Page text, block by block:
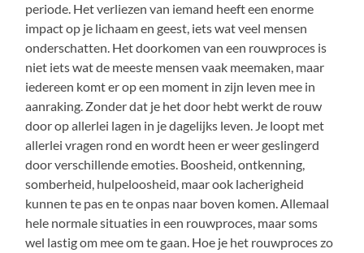
periode. Het verliezen van iemand heeft een enorme
impact op je lichaam en geest, iets wat veel mensen
onderschatten. Het doorkomen van een rouwproces is
niet iets wat de meeste mensen vaak meemaken, maar
iedereen komt er op een moment in zijn leven mee in
aanraking. Zonder dat je het door hebt werkt de rouw
door op allerlei lagen in je dagelijks leven. Je loopt met
allerlei vragen rond en wordt heen er weer geslingerd
door verschillende emoties. Boosheid, ontkenning,
somberheid, hulpeloosheid, maar ook lacherigheid
kunnen te pas en te onpas naar boven komen. Allemaal
hele normale situaties in een rouwproces, maar soms
wel lastig om mee om te gaan. Hoe je het rouwproces zo